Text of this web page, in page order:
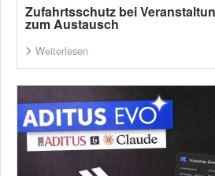
Zufahrtsschutz bei
zum Austausch
Weiterlesen